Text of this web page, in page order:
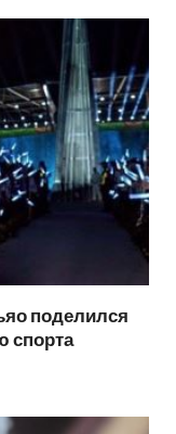
поделился
спорта